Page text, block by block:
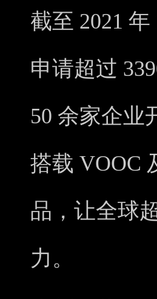
截至 2021
申请超过
50 余家企业
搭载 VOOC
品，让全球
力。